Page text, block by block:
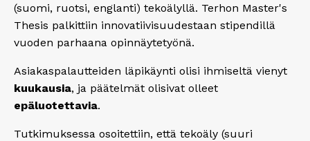
(suomi, ruotsi, englanti) tekoälyllä. Terhon Master's
Thesis palkittiin innovatiivisuudestaan stipendillä
vuoden parhaana opinnäytetyönä.
Asiakaspalautteiden läpikäynti olisi ihmiseltä vienyt
kuukausia, ja päätelmät olisivat olleet
epäluotettavia.
Tutkimuksessa osoitettiin, että tekoäly (suuri